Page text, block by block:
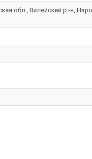
обл., Вилейский р.-н,